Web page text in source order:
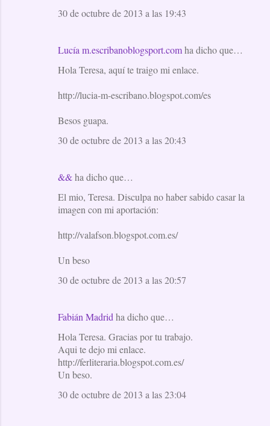
30 de octubre de 2013 a las 19:43
Lucía m.escribanoblogsport.comha dicho que…
Hola Teresa, aquí te traigo mi enlace.
http://lucia-m-escribano.blogspot.com/es
Besos guapa.
30 de octubre de 2013 a las 20:43
&&ha dicho que…
El mio, Teresa. Disculpa no haber sabido casar la
imagen con mi aportación:
http://valafson.blogspot.com.es/
Un beso
30 de octubre de 2013 a las 20:57
Fabián Madrid ha dicho que…
Hola Teresa. Gracias por tu trabajo.
Aqui te dejo mi enlace.
http://ferliteraria.blogspot.com.es/
Un beso.
30 de octubre de 2013 a las 23:04